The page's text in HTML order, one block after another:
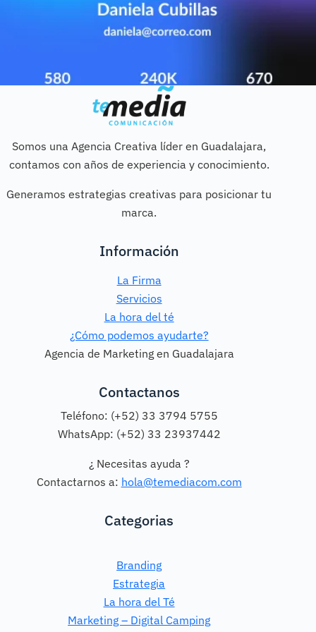
Somos una Agencia Creativa líder en Guadalajara,
contamos con años de experiencia y conocimiento.
Generamos estrategias creativas para posicionar tu
marca.
Información
La Firma
Servicios
La hora del té
¿Cómo podemos ayudarte?
Agencia de Marketing en Guadalajara
Contactanos
Teléfono: (+52) 33 3794 5755
WhatsApp: (+52) 33 23937442
¿ Necesitas ayuda ?
Contactarnos a: hola@temediacom.com
Categorias
Branding
Estrategia
La hora del Té
Marketing – Digital Camping